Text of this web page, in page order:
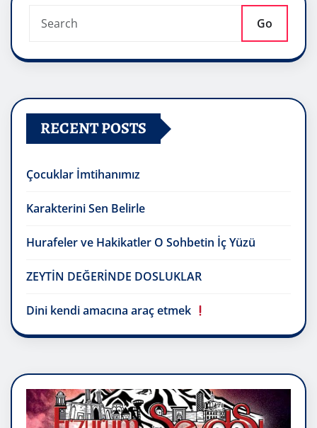
Go
RECENT POSTS
Çocuklar İmtihanımız
Karakterini Sen Belirle
Hurafeler ve Hakikatler O Sohbetin İç Yüzü
ZEYTİN DEĞERİNDE DOSLUKLAR
Dini kendi amacına araç etmek